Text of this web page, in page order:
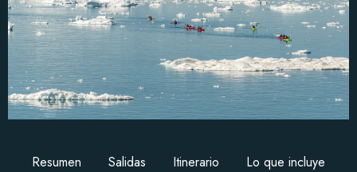
Resumen Salidas Itinerario Lo que incluye